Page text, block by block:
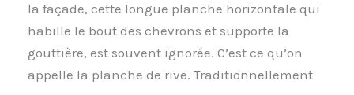
la façade, cette longue planche horizontale qui
habille le bout des chevrons et supporte la
gouttière, est souvent ignorée. C’est ce qu’on
appelle la planche de rive. Traditionnellement